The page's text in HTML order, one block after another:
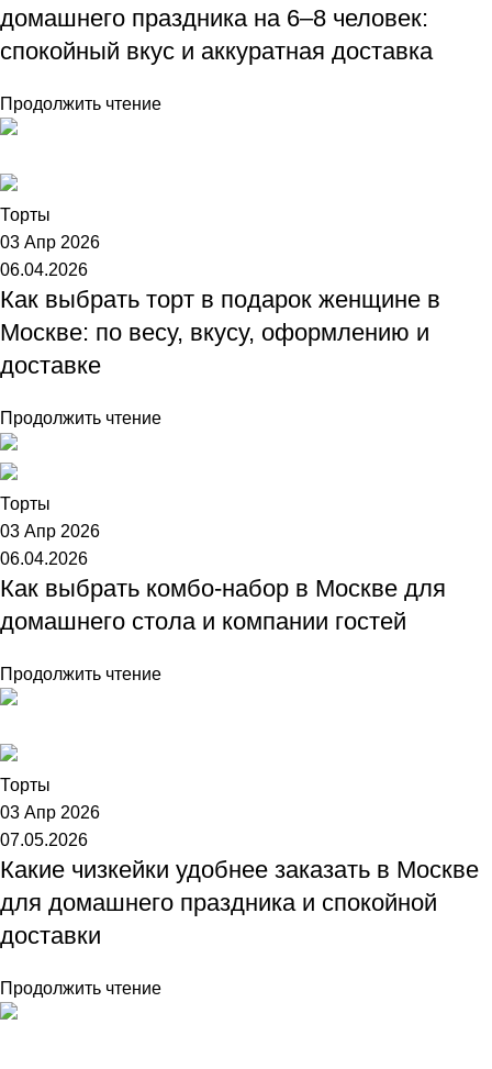
домашнего праздника на 6–8 человек:
спокойный вкус и аккуратная доставка
Продолжить чтение
Торты
03 Апр 2026
06.04.2026
Как выбрать торт в подарок женщине в
Москве: по весу, вкусу, оформлению и
доставке
Продолжить чтение
Торты
03 Апр 2026
06.04.2026
Как выбрать комбо-набор в Москве для
домашнего стола и компании гостей
Продолжить чтение
Торты
03 Апр 2026
07.05.2026
Какие чизкейки удобнее заказать в Москве
для домашнего праздника и спокойной
доставки
Продолжить чтение